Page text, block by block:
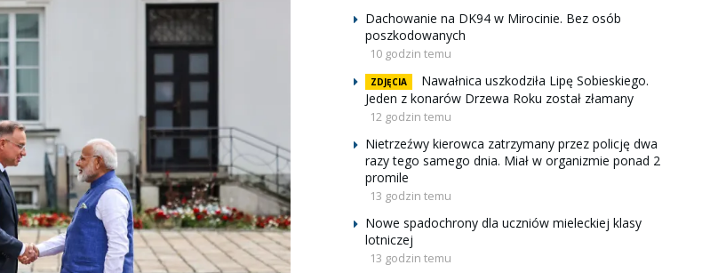
Dachowanie na DK94 w Mirocinie. Bez osób
poszkodowanych
10 godzin temu
ZDJĘCIA
Nawałnica uszkodziła Lipę Sobieskiego.
Jeden z konarów Drzewa Roku został złamany
12 godzin temu
Nietrzeźwy kierowca zatrzymany przez policję dwa
razy tego samego dnia. Miał w organizmie ponad 2
promile
13 godzin temu
Nowe spadochrony dla uczniów mieleckiej klasy
lotniczej
13 godzin temu